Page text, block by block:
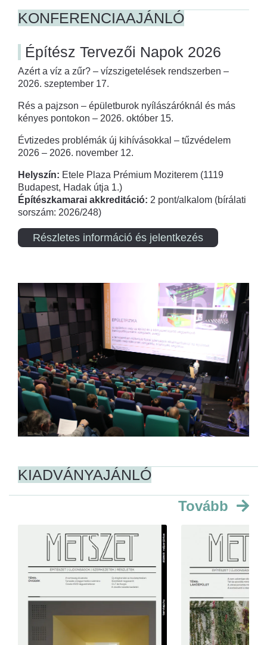
KONFERENCIAAJÁNLÓ
Építész Tervezői Napok 2026
Azért a víz a zűr? – vízszigetelések rendszerben –
2026. szeptember 17.
Rés a pajzson – épületburok nyílászáróknál és más
kényes pontokon – 2026. október 15.
Évtizedes problémák új kihívásokkal – tűzvédelem
2026 – 2026. november 12.
Helyszín: Etele Plaza Prémium Moziterem (1119
Budapest, Hadak útja 1.)
Építészkamarai akkreditáció: 2 pont/alkalom (bírálati
sorszám: 2026/248)
Részletes információ és jelentkezés
KIADVÁNYAJÁNLÓ
Tovább